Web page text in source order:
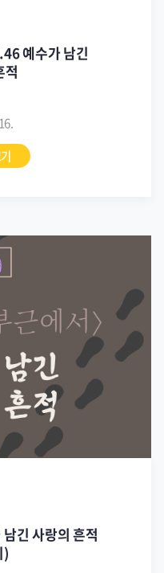
예수가 남긴
적
긴 사랑의 흔적
)